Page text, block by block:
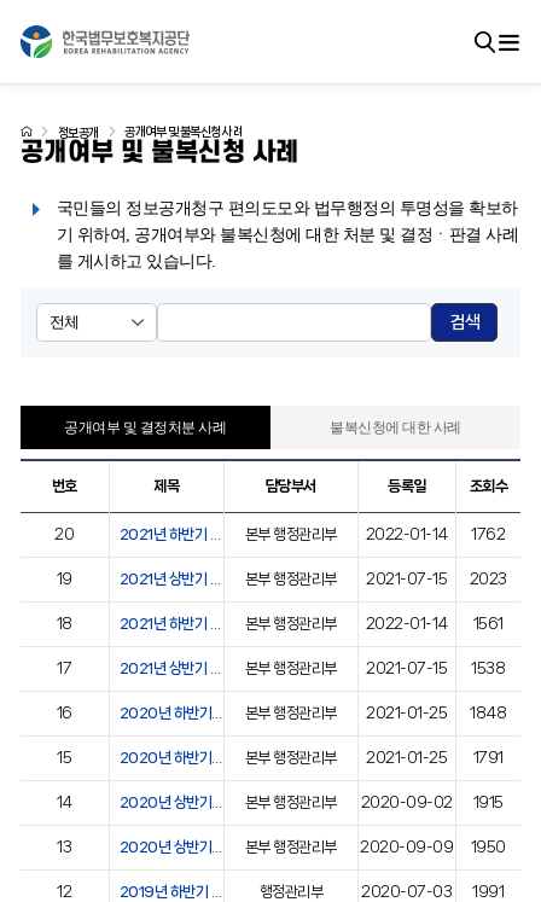
공개여부 및 불복신청 사례
정보공개 공개여부 및 불복신청 사례
국민들의 정보공개청구 편의도모와 법무행정의 투명성을 확보하
기 위하여, 공개여부와 불복신청에 대한 처분 및 결정ㆍ판결 사례
를 게시하고 있습니다.
검색
공개여부 및 결정처분 사례 불복신청에 대한 사례
번호 제목 담당부서 등록일 조회수
20 본부 행정관리부 2022-01-14 1762
19 본부 행정관리부 2021-07-15 2023
18 본부 행정관리부 2022-01-14 1561
17 본부 행정관리부 2021-07-15 1538
16 본부 행정관리부 2021-01-25 1848
15 본부 행정관리부 2021-01-25 1791
14 본부 행정관리부 2020-09-02 1915
13 본부 행정관리부 2020-09-09 1950
12 행정관리부 2020-07-03 1991